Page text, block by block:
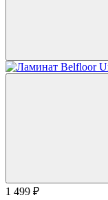
1 499 ₽